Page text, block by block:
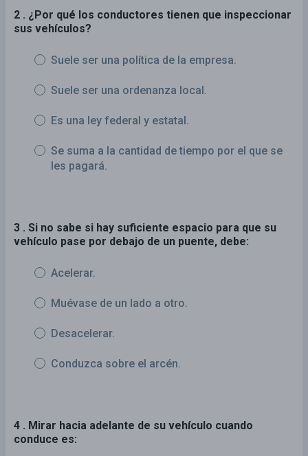
2 . ¿Por qué los conductores tienen que inspeccionar
sus vehículos?
Suele ser una política de la empresa.
Suele ser una ordenanza local.
Es una ley federal y estatal.
Se suma a la cantidad de tiempo por el que se
les pagará.
3 . Si no sabe si hay suficiente espacio para que su
vehículo pase por debajo de un puente, debe:
Acelerar.
Muévase de un lado a otro.
Desacelerar.
Conduzca sobre el arcén.
4 . Mirar hacia adelante de su vehículo cuando
conduce es: